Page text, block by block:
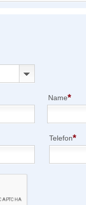
Name*
Telefon*